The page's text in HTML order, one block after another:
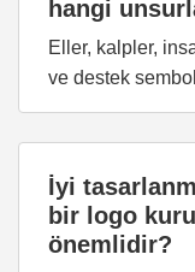
hangi
Eller, kalpler,
ve destek
İyi
bir logo
önemlidir?